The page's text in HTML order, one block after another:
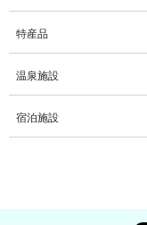
特産品
温泉施設
宿泊施設